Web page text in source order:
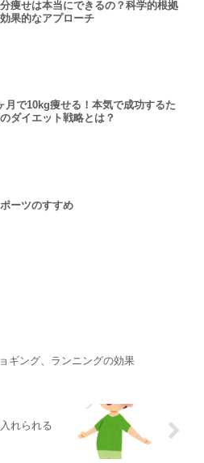
痩せは本当にできるの？科学的根拠
果的なアプローチ
月で10kg痩せる！本気で成功するた
ダイエット戦略とは？
ーツのすすめ
ギング、ランニングの効果
れられる